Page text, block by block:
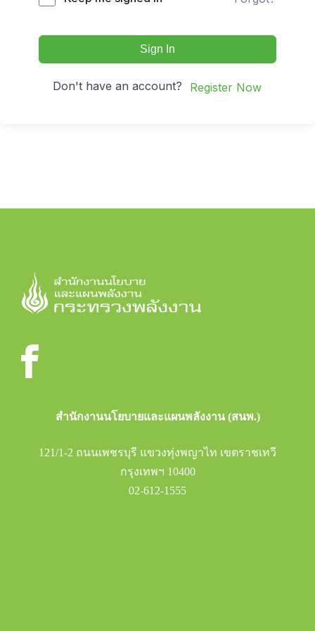
Sign In
Don't have an account? Register Now
สำนักงานนโยบายและแผนพลังงาน (สนพ.)
121/1-2 ถนนเพชรบุรี แขวงทุ่งพญาไท เขตราชเทวี
กรุงเทพฯ 10400
02-612-1555